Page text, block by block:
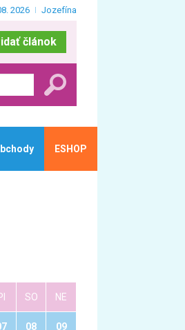
2026 Jozefína
článok
ESHOP
SO NE
08 09